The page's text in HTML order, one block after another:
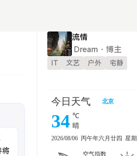
将
流情
Dream・博主
IT 文艺 户外 宅静